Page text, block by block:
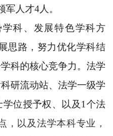
军人才4人。
科、发展特色学科方
思路，努力优化学科结
科的核心竞争力。法学
研流动站、法学一级学
位授予权、以及1个法
，以及法学本科专业，